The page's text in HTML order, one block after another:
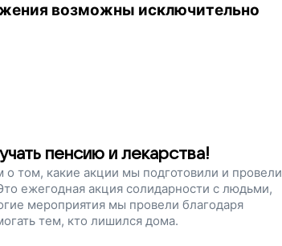
возможны исключительно
пенсию и лекарства!
о том, какие акции мы подготовили и провели
ежегодная акция солидарности с людьми,
мероприятия мы провели благодаря
тем, кто лишился дома.